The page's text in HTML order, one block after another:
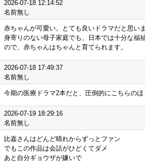
2026-07-18 12:14:52
名前無し
赤ちゃんが可愛い。とても良いドラマだと思い
身寄りのない母子家庭でも、日本では十分な福
ので、赤ちゃんはちゃんと育てられます。
2026-07-18 17:49:37
名前無し
今期の医療ドラマ2本だと、圧倒的にこちらのほ
2026-07-19 18:29:16
名前無し
比嘉さんはどんど晴れからずっとファン
でもこの作品は会話がひどくてダメ
あと自分ギョウザが嫌いで